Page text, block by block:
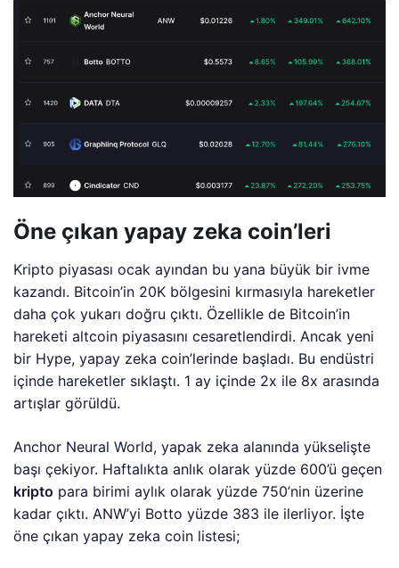
Öne çıkan yapay zeka coin’leri
Kripto piyasası ocak ayından bu yana büyük bir ivme
kazandı. Bitcoin’in 20K bölgesini kırmasıyla hareketler
daha çok yukarı doğru çıktı. Özellikle de Bitcoin’in
hareketi altcoin piyasasını cesaretlendirdi. Ancak yeni
bir Hype, yapay zeka coin’lerinde başladı. Bu endüstri
içinde hareketler sıklaştı. 1 ay içinde 2x ile 8x arasında
artışlar görüldü.
Anchor Neural World, yapak zeka alanında yükselişte
başı çekiyor. Haftalıkta anlık olarak yüzde 600’ü geçen
kripto para birimi aylık olarak yüzde 750’nin üzerine
kadar çıktı. ANW’yi Botto yüzde 383 ile ilerliyor. İşte
öne çıkan yapay zeka coin listesi;